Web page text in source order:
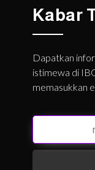
Kabar
Dapatkan
istimewa di
memasukkan